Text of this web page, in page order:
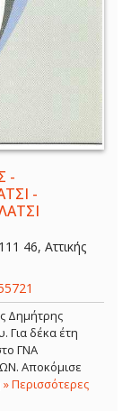
-
-
46, Αττικής
Δημήτρης
Για δέκα έτη
ΓΝΑ
Αποκόμισε
» Περισσότερες